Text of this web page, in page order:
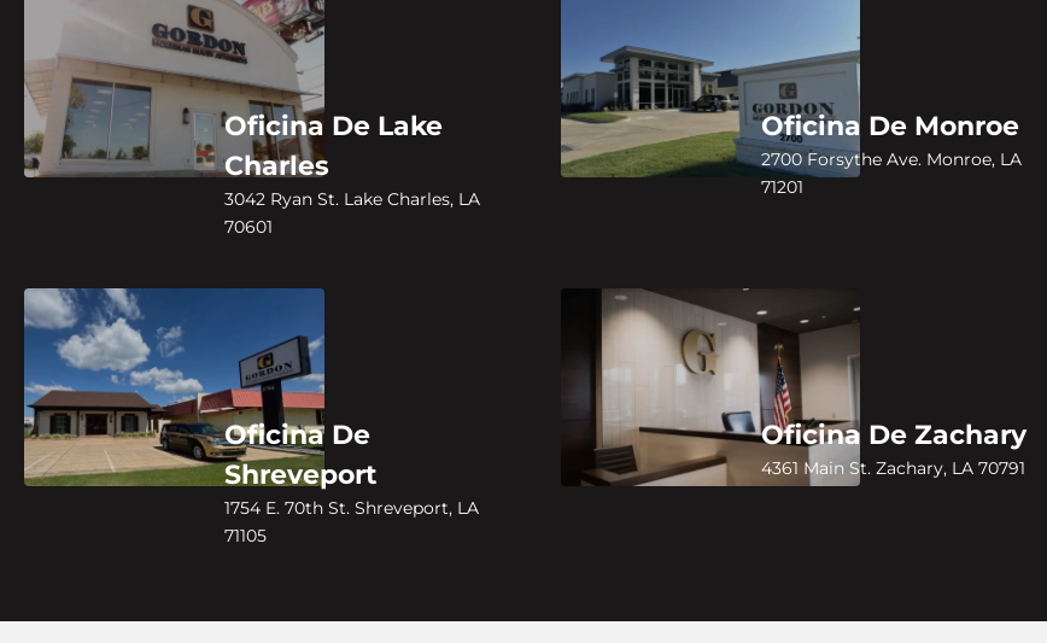
Oficina De Lake
Charles
3042 Ryan St. Lake Charles, LA
70601
Oficina De Monroe
2700 Forsythe Ave. Monroe, LA
71201
Oficina De
Shreveport
1754 E. 70th St. Shreveport, LA
71105
Oficina De Zachary
4361 Main St. Zachary, LA 70791